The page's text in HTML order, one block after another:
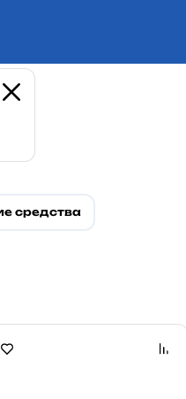
средства